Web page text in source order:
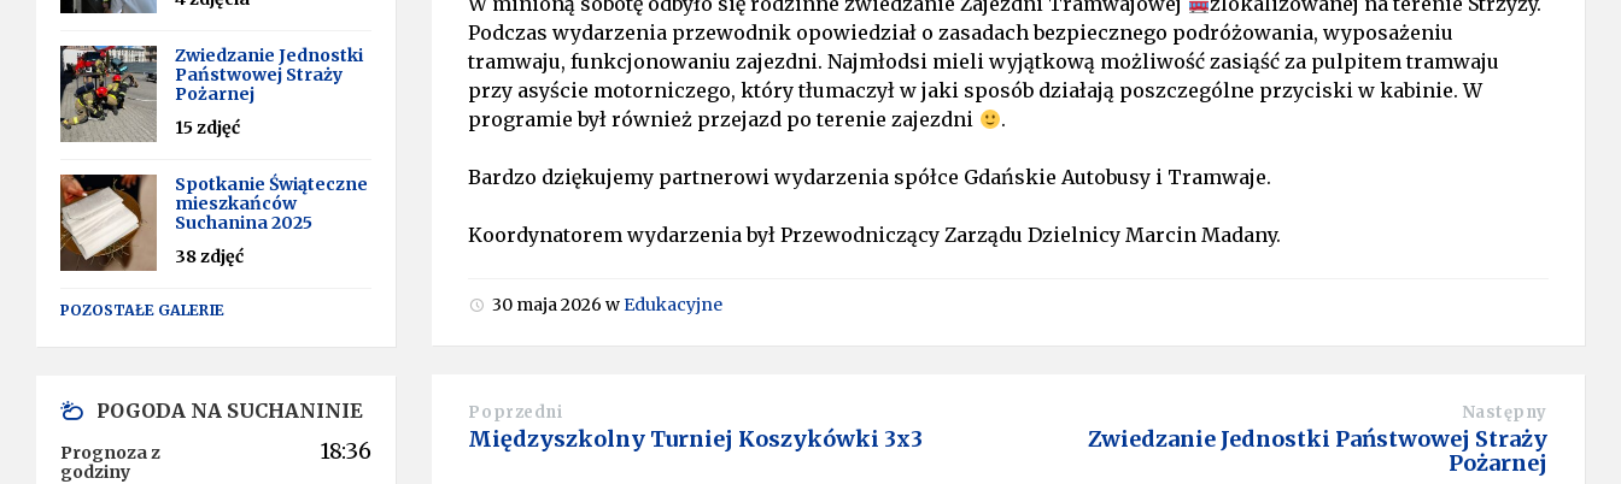
Podczas wydarzenia przewodnik opowiedział o zasadach bezpiecznego podróżowania, wyposażeniu
tramwaju, funkcjonowaniu zajezdni. Najmłodsi mieli wyjątkową możliwość zasiąść za pulpitem tramwaju
przy asyście motorniczego, który tłumaczył w jaki sposób działają poszczególne przyciski w kabinie. W
programie był również przejazd po terenie zajezdni
.
Bardzo dziękujemy partnerowi wydarzenia spółce Gdańskie Autobusy i Tramwaje.
Koordynatorem wydarzenia był Przewodniczący Zarządu Dzielnicy Marcin Madany.
30 maja 2026wEdukacyjne
Poprzedni
Międzyszkolny Turniej Koszykówki 3x3
Następny
Zwiedzanie Jednostki Państwowej Straży
Pożarnej
Zwiedzanie Jednostki
Państwowej Straży
Pożarnej
15 zdjęć
Spotkanie Świąteczne
mieszkańców
Suchanina 2025
38 zdjęć
POZOSTAŁE GALERIE
POGODA NA SUCHANINIE
Prognoza z
godziny
18:36